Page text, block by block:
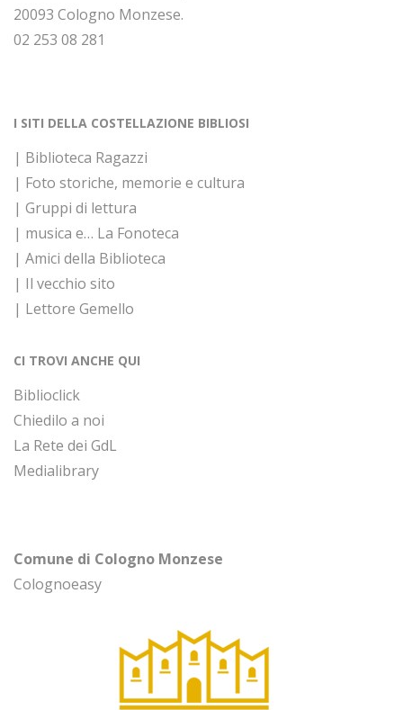
20093 Cologno Monzese.
02 253 08 281
I SITI DELLA COSTELLAZIONE BIBLIOSI
| Biblioteca Ragazzi
| Foto storiche, memorie e cultura
| Gruppi di lettura
| musica e… La Fonoteca
| Amici della Biblioteca
| Il vecchio sito
| Lettore Gemello
CI TROVI ANCHE QUI
Biblioclick
Chiedilo a noi
La Rete dei GdL
Medialibrary
Comune di Cologno Monzese
Colognoeasy